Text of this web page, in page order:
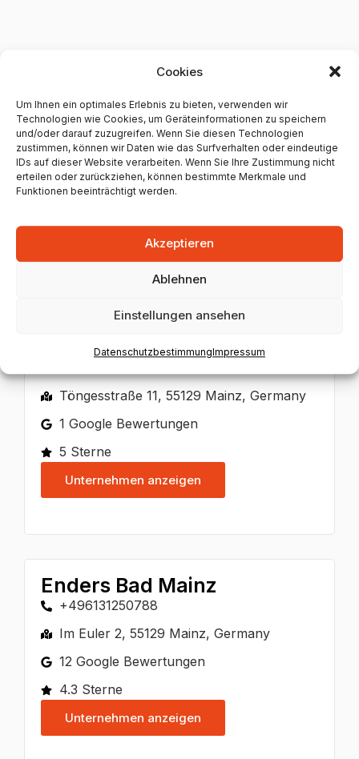
Cookies
Um Ihnen ein optimales Erlebnis zu bieten, verwenden wir
Technologien wie Cookies, um Geräteinformationen zu speichern
und/oder darauf zuzugreifen. Wenn Sie diesen Technologien
zustimmen, können wir Daten wie das Surfverhalten oder eindeutige
IDs auf dieser Website verarbeiten. Wenn Sie Ihre Zustimmung nicht
erteilen oder zurückziehen, können bestimmte Merkmale und
Funktionen beeinträchtigt werden.
Akzeptieren
Ablehnen
Einstellungen ansehen
DatenschutzbestimmungImpressum
Weitere Klempner in Mainz
Bock, Bad- und Heizung
+496136752580
Anemonenweg 13, 55129 Mainz, Germany
0 Google Bewertungen
Stefan Müller
Töngesstraße 11, 55129 Mainz, Germany
1 Google Bewertungen
5 Sterne
Unternehmen anzeigen
Enders Bad Mainz
+496131250788
Im Euler 2, 55129 Mainz, Germany
12 Google Bewertungen
4.3 Sterne
Unternehmen anzeigen